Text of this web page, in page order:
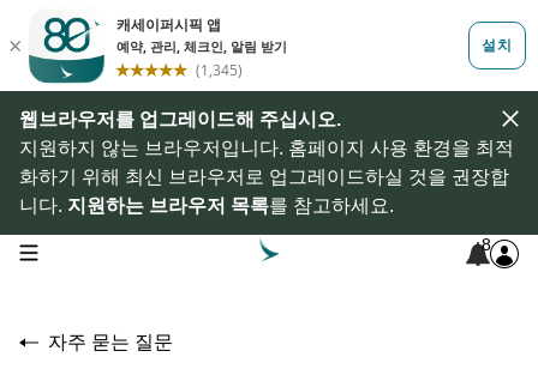
웹브라우저를 업그레이드해 주십시오.
지원하지 않는 브라우저입니다. 홈페이지 사용 환경을 최적
화하기 위해 최신 브라우저로 업그레이드하실 것을 권장합
니다. 지원하는 브라우저 목록를 참고하세요.
open navigation menu 8
자주 묻는 질문